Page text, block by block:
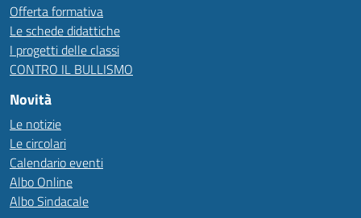
Offerta formativa
Le schede didattiche
I progetti delle classi
CONTRO IL BULLISMO
Novità
Le notizie
Le circolari
Calendario eventi
Albo Online
Albo Sindacale